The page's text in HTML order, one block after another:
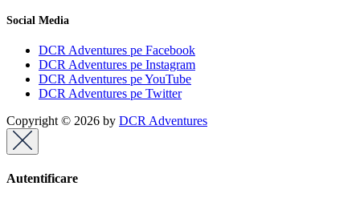
Social Media
DCR Adventures pe Facebook
DCR Adventures pe Instagram
DCR Adventures pe YouTube
DCR Adventures pe Twitter
Copyright © 2026 by DCR Adventures
Autentificare